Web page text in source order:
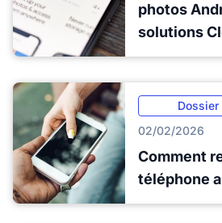
photos
solutions
Dossier
02/02/2026
Comment
téléphone